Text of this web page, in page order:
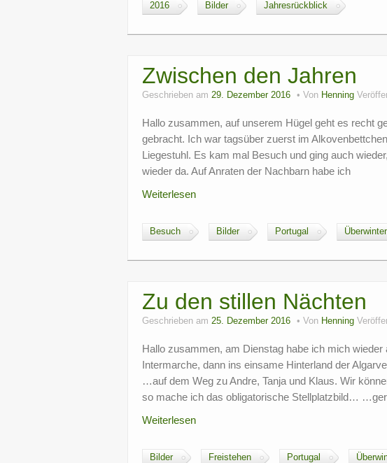
2016 Bilder Jahresrückblick
Zwischen den Jahren
Geschrieben am 29. Dezember 2016 Von Henning
Hallo zusammen, auf unserem Hügel geht es recht
gebracht. Ich war tagsüber zuerst im
Liegestuhl. Es kam mal Besuch und ging auch
wieder da. Auf Anraten der Nachbarn habe ich
Weiterlesen
Besuch Bilder Portugal
Zu den stillen Nächten
Geschrieben am 25. Dezember 2016 Von Henning
Hallo zusammen, am Dienstag habe ich mich
Intermarche, dann ins einsame Hinterland der
…auf dem Weg zu Andre, Tanja und Klaus. Wir
so mache ich das obligatorische Stellplatzbild…
Weiterlesen
Bilder Freistehen Portugal